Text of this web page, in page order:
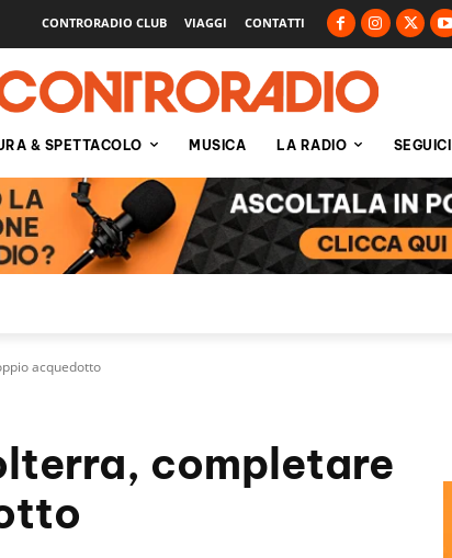
CONTRORADIO CLUB VIAGGI CONTATTI
& SPETTACOLO MUSICA LA RADIO SEGUICI
acquedotto
completare